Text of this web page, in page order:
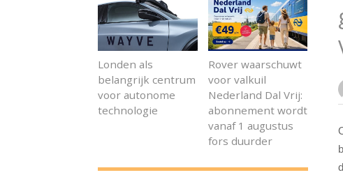
Londen als
belangrijk centrum
voor autonome
technologie
Rover waarschuwt
voor valkuil
Nederland Dal Vrij:
abonnement wordt
vanaf 1 augustus
fors duurder